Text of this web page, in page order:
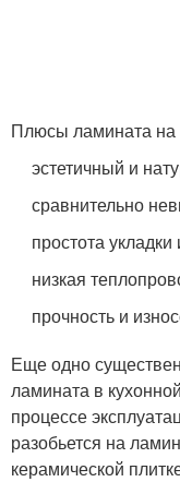
Плюсы ламината на
эстетичный и
сравнительно
простота
низкая
прочность и
Еще одно
ламината в
процессе
разобьется на
керамической